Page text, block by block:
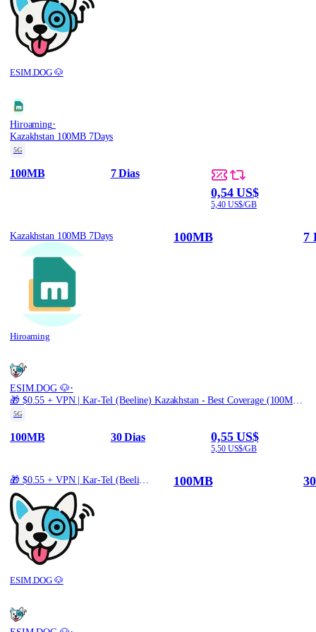
ESIM.DOG 🐶
Hiroaming·
Kazakhstan 100MB 7Days
5G
100MB 7 Dias
0,54 US$
5,40 US$/GB
Kazakhstan 100MB 7Days
Hiroaming
100MB 7
ESIM.DOG 🐶·
5G
100MB 30 Dias 0,55 US$
5,50 US$/GB
ESIM.DOG 🐶
100MB